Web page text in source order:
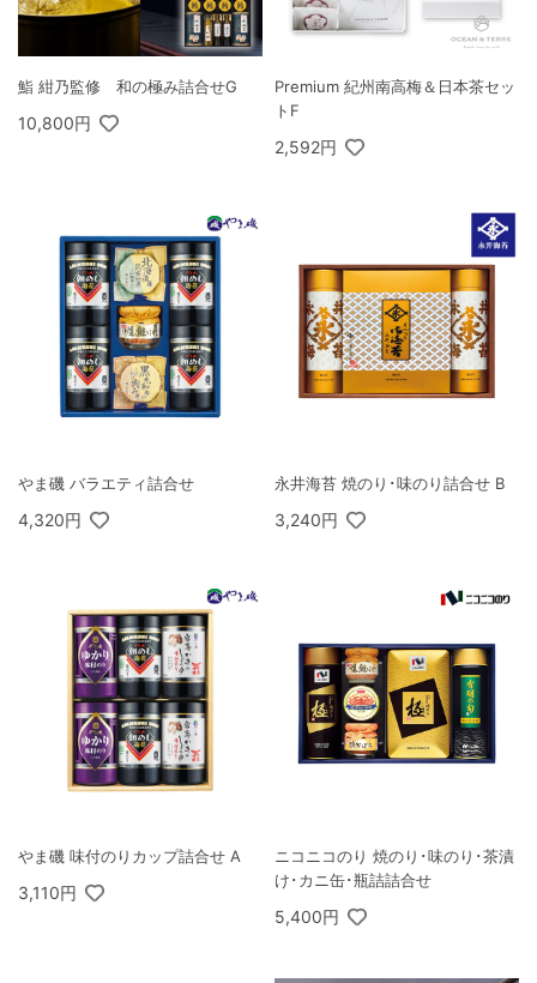
鮨 紺乃監修 和の極み詰合せG
10,800円
Premium 紀州南高梅＆日本茶セッ
トF
2,592円
やま磯 バラエティ詰合せ
4,320円
永井海苔 焼のり･味のり詰合せ B
3,240円
やま磯 味付のりカップ詰合せ A
3,110円
ニコニコのり 焼のり･味のり･茶漬
け･カニ缶･瓶詰詰合せ
5,400円